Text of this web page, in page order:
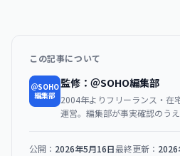
この記事について
＠SOHO
編集部
監修：＠SOHO編集部
2004年よりフリーランス・在
運営。編集部が事実確認のうえ
公開： 2026年5月16日最終更新： 2026